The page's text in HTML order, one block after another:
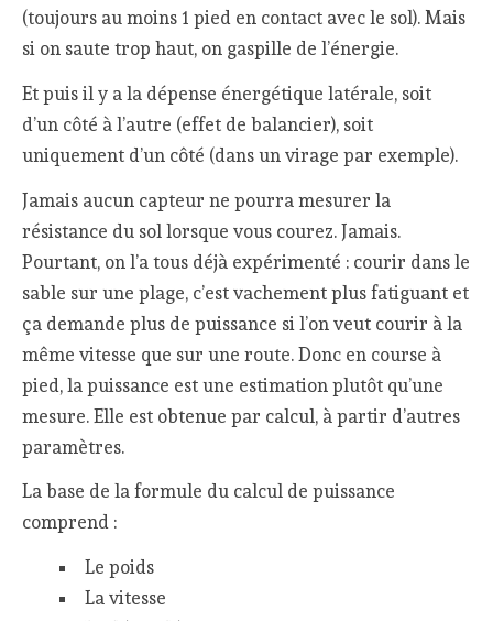
(toujours au moins 1 pied en contact avec le sol). Mais
si on saute trop haut, on gaspille de l’énergie.
Et puis il y a la dépense énergétique latérale, soit
d’un côté à l’autre (effet de balancier), soit
uniquement d’un côté (dans un virage par exemple).
Jamais aucun capteur ne pourra mesurer la
résistance du sol lorsque vous courez. Jamais.
Pourtant, on l’a tous déjà expérimenté : courir dans le
sable sur une plage, c’est vachement plus fatiguant et
ça demande plus de puissance si l’on veut courir à la
même vitesse que sur une route. Donc en course à
pied, la puissance est une estimation plutôt qu’une
mesure. Elle est obtenue par calcul, à partir d’autres
paramètres.
La base de la formule du calcul de puissance
comprend :
Le poids
La vitesse